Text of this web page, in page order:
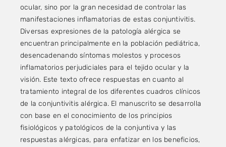
ocular, sino por la gran necesidad de controlar las
manifestaciones inflamatorias de estas conjuntivitis.
Diversas expresiones de la patología alérgica se
encuentran principalmente en la población pediátrica,
desencadenando síntomas molestos y procesos
inflamatorios perjudiciales para el tejido ocular y la
visión. Este texto ofrece respuestas en cuanto al
tratamiento integral de los diferentes cuadros clínicos
de la conjuntivitis alérgica. El manuscrito se desarrolla
con base en el conocimiento de los principios
fisiológicos y patológicos de la conjuntiva y las
respuestas alérgicas, para enfatizar en los beneficios,